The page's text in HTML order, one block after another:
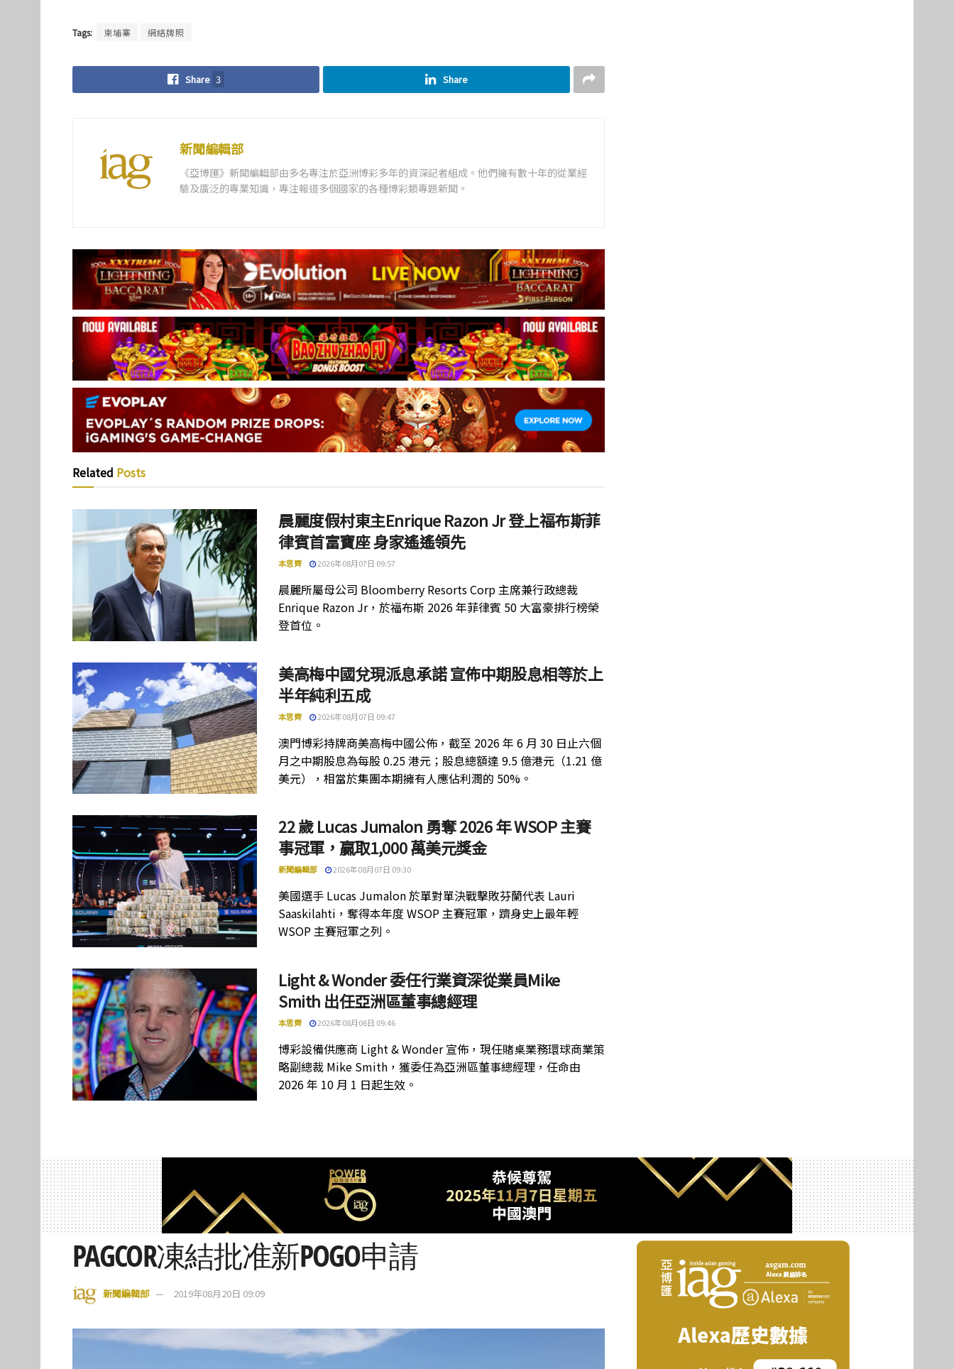
Tags: 柬埔寨 網絡牌照
Share 3 Share
新聞編輯部
《亞博匯》新聞編輯部由多名專注於亞洲博彩多年的資深記者組成。他們擁有數十年的從業經
驗及廣泛的專業知識，專注報道多個國家的各種博彩類專題新聞。
Related Posts
晨麗度假村東主Enrique Razon Jr 登上福布斯菲
律賓首富寶座 身家遙遙領先
本思齊 2026年08月07日 09:57
晨麗所屬母公司 Bloomberry Resorts Corp 主席兼行政總裁
Enrique Razon Jr，於福布斯 2026 年菲律賓 50 大富豪排行榜榮
登首位。
美高梅中國兌現派息承諾 宣佈中期股息相等於上
半年純利五成
本思齊 2026年08月07日 09:47
澳門博彩持牌商美高梅中國公佈，截至 2026 年 6 月 30 日止六個
月之中期股息為每股 0.25 港元；股息總額達 9.5 億港元（1.21 億
美元），相當於集團本期擁有人應佔利潤的 50%。
22 歲 Lucas Jumalon 勇奪 2026 年 WSOP 主賽
事冠軍，贏取1,000 萬美元獎金
新聞編輯部 2026年08月07日 09:30
美國選手 Lucas Jumalon 於單對單決戰擊敗芬蘭代表 Lauri
Saaskilahti，奪得本年度 WSOP 主賽冠軍，躋身史上最年輕
WSOP 主賽冠軍之列。
Light & Wonder 委任行業資深從業員Mike
Smith 出任亞洲區董事總經理
本思齊 2026年08月06日 09:46
博彩設備供應商 Light & Wonder 宣佈，現任賭桌業務環球商業策
略副總裁 Mike Smith，獲委任為亞洲區董事總經理，任命由
2026 年 10 月 1 日起生效。
PAGCOR凍結批准新POGO申請
新聞編輯部 2019年08月20日 09:09